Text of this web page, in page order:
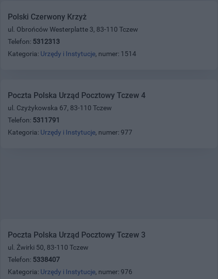
Polski Czerwony Krzyż
ul. Obrońców Westerplatte 3, 83-110 Tczew
Telefon: 5312313
Kategoria: Urzędy i Instytucje, numer: 1514
Poczta Polska Urząd Pocztowy Tczew 4
ul. Czyżykowska 67, 83-110 Tczew
Telefon: 5311791
Kategoria: Urzędy i Instytucje, numer: 977
Poczta Polska Urząd Pocztowy Tczew 3
ul. Żwirki 50, 83-110 Tczew
Telefon: 5338407
Kategoria: Urzędy i Instytucje, numer: 976